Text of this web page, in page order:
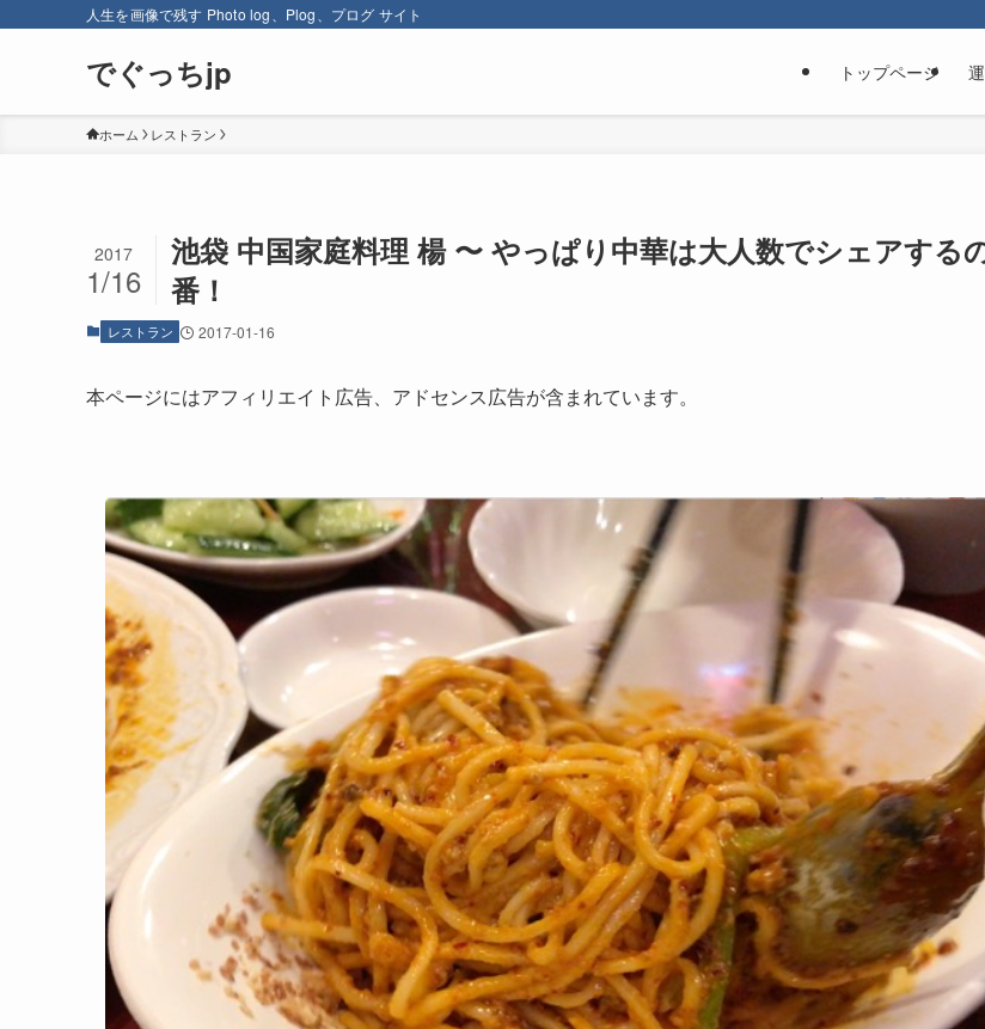
人生を画像で残す Photo log、Plog、プログ サイト
でぐっちjp トップページ
ホーム レストラン
池袋 中国家庭料理 楊 〜 やっぱり中華は大人数でシェアする
番！
2017
1/16
レストラン 2017-01-16
本ページにはアフィリエイト広告、アドセンス広告が含まれています。